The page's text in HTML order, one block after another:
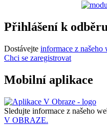
Přihlášení k
Dostávejte informace z našeho
Chci se zaregistrovat
Mobilní aplikace
Sledujte informace z našeho
V OBRAZE.